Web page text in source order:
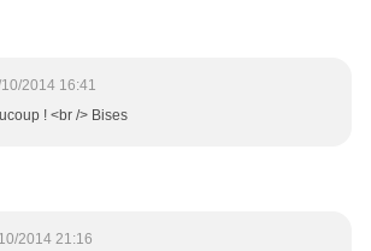
2014 16:41
! <br /> Bises
2014 21:16